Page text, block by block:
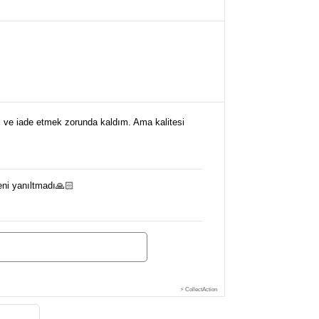
ve iade etmek zorunda kaldım. Ama kalitesi
yanıltmadı🙏🏻
⚡ CollectAction